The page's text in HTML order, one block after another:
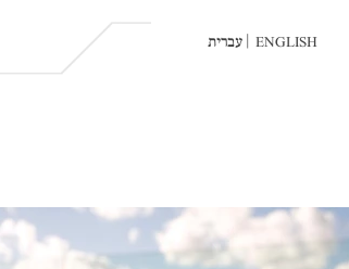
| ENGLISH